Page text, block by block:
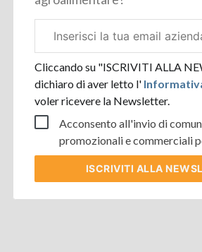
aziendale
Cliccando su "ISCRIVITI ALLA
dichiaro di aver letto l'
voler ricevere la Newsletter.
Acconsento all'invio di
promozionali e commerciali
ISCRIVITI ALLA